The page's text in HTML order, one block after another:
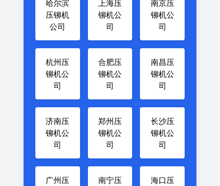
哈尔滨
压铆机
公司
上海压
铆机公
司
南京压
铆机公
司
杭州压
铆机公
司
合肥压
铆机公
司
南昌压
铆机公
司
济南压
铆机公
司
郑州压
铆机公
司
长沙压
铆机公
司
广州压
南宁压
海口压